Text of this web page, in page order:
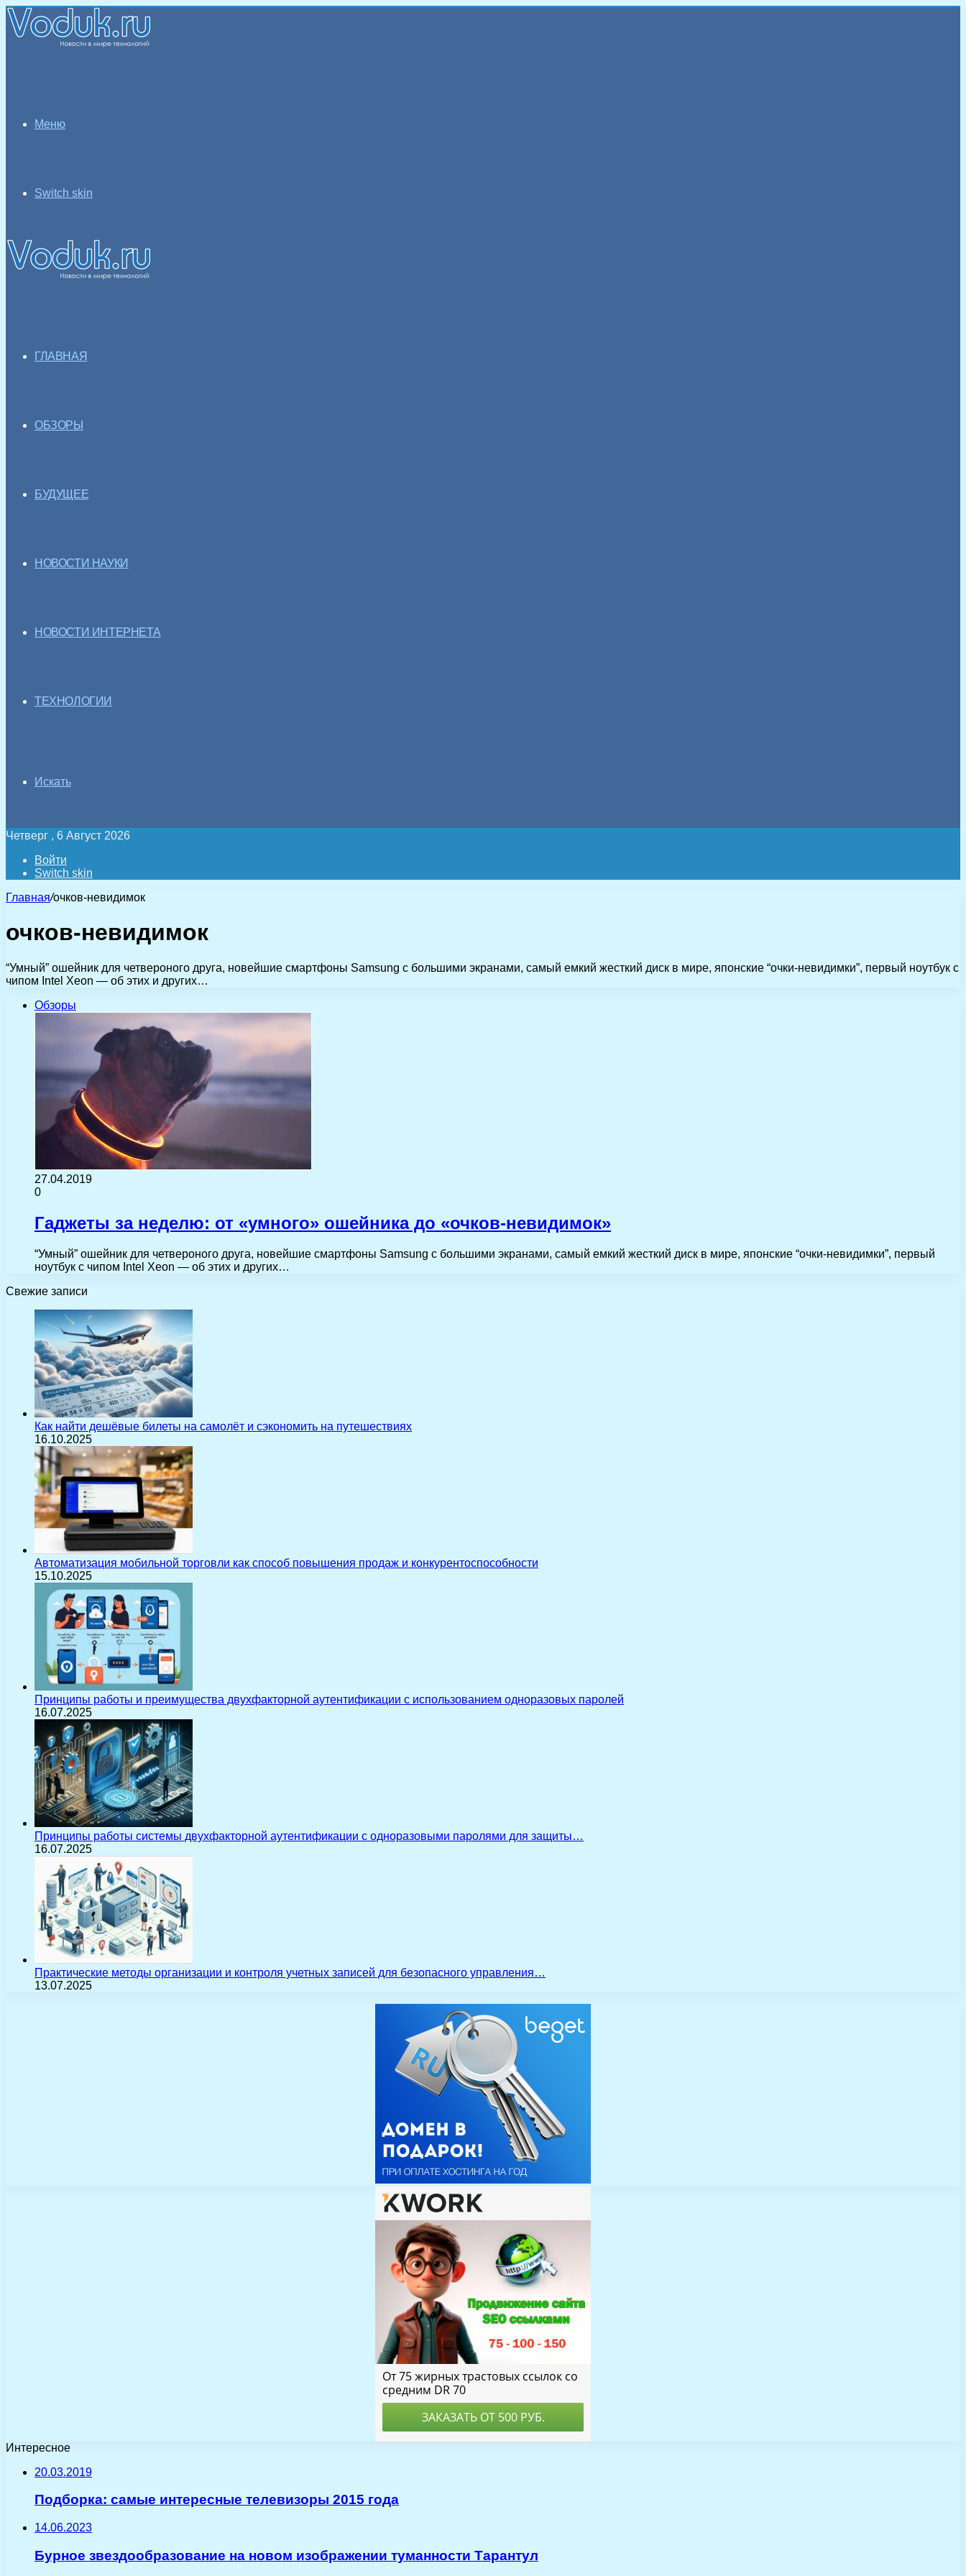
Меню
Switch skin
ГЛАВНАЯ
ОБЗОРЫ
БУДУЩЕЕ
НОВОСТИ НАУКИ
НОВОСТИ ИНТЕРНЕТА
ТЕХНОЛОГИИ
Искать
Четверг , 6 Август 2026
Войти
Switch skin
Главная/очков-невидимок
очков-невидимок
“Умный” ошейник для четвероного друга, новейшие смартфоны Samsung с большими экранами, самый емкий жесткий диск в мире, японские “очки-невидимки”, первый ноутбук с
чипом Intel Xeon — об этих и других…
Обзоры
27.04.2019
0
Гаджеты за неделю: от «умного» ошейника до «очков-невидимок»
“Умный” ошейник для четвероного друга, новейшие смартфоны Samsung с большими экранами, самый емкий жесткий диск в мире, японские “очки-невидимки”, первый
ноутбук с чипом Intel Xeon — об этих и других…
Свежие записи
Как найти дешёвые билеты на самолёт и сэкономить на путешествиях
16.10.2025
Автоматизация мобильной торговли как способ повышения продаж и конкурентоспособности
15.10.2025
Принципы работы и преимущества двухфакторной аутентификации с использованием одноразовых паролей
16.07.2025
Принципы работы системы двухфакторной аутентификации с одноразовыми паролями для защиты…
16.07.2025
Практические методы организации и контроля учетных записей для безопасного управления…
13.07.2025
Интересное
20.03.2019
Подборка: самые интересные телевизоры 2015 года
14.06.2023
Бурное звездообразование на новом изображении туманности Тарантул